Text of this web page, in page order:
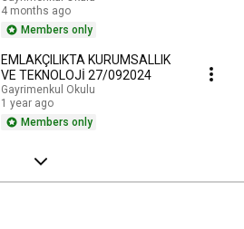
APRIL 2026 - 03/04/2026
4 months ago
Members only
EMLAKÇILIKTA KURUMSALLIK
VE TEKNOLOJİ 27/092024
Gayrimenkul Okulu
1 year ago
Members only